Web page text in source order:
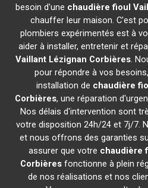
besoin d'une chaudière fioul
chauffer leur maison. C'est
plombiers expérimentés est à
aider à installer, entretenir et
Vaillant Lézignan Corbières.
pour répondre à vos
installation de chaudière
Corbières, une réparation
Nos délais d'intervention sont
votre disposition 24h/24 et 7j/7.
et nous offrons des garanties
assurer que votre chaudière
Corbières fonctionne à plein
de nos réalisations et nos